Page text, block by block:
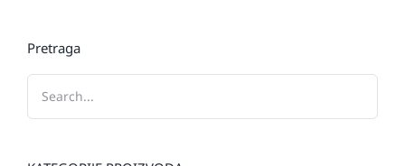
Pretraga